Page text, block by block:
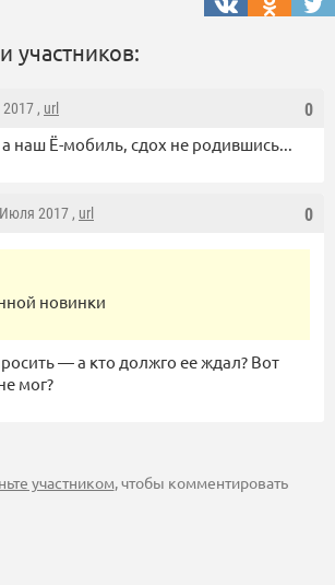
участников:
0
, url
наш Ё-мобиль, сдох не родившись...
0
2017 , url
новинки
— а кто должго ее ждал? Вот
мог?
участником, чтобы комментировать